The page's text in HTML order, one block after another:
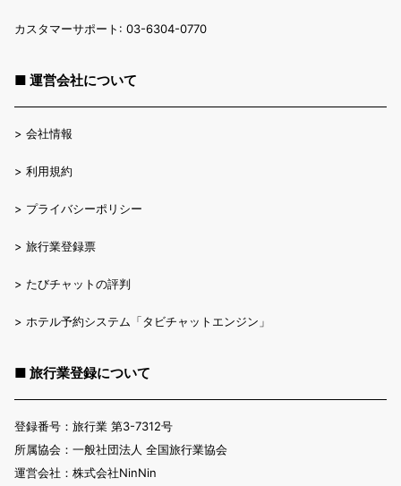
カスタマーサポート: 03-6304-0770
■ 運営会社について
> 会社情報
> 利用規約
> プライバシーポリシー
> 旅行業登録票
> たびチャットの評判
> ホテル予約システム「タビチャットエンジン」
■ 旅行業登録について
登録番号：旅行業 第3-7312号
所属協会：一般社団法人 全国旅行業協会
運営会社：株式会社NinNin